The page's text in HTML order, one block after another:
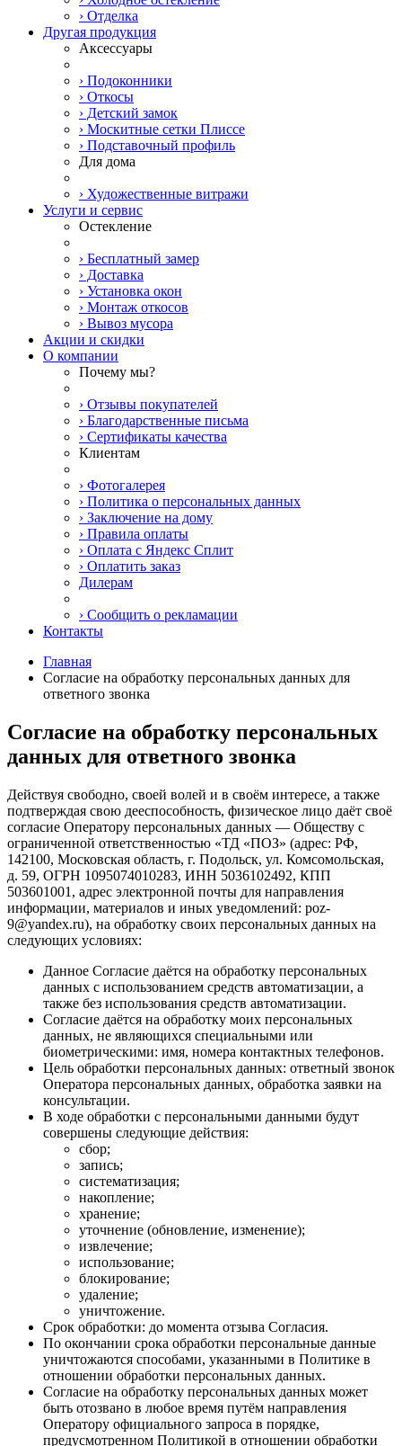
› Отделка
Другая продукция
Аксессуары
› Подоконники
› Откосы
› Детский замок
› Москитные сетки Плиссе
› Подставочный профиль
Для дома
› Художественные витражи
Услуги и сервис
Остекление
› Бесплатный замер
› Доставка
› Установка окон
› Монтаж откосов
› Вывоз мусора
Акции и скидки
О компании
Почему мы?
› Отзывы покупателей
› Благодарственные письма
› Сертификаты качества
Клиентам
› Фотогалерея
› Политика о персональных данных
› Заключение на дому
› Правила оплаты
› Оплата с Яндекс Сплит
› Оплатить заказ
Дилерам
› Сообщить о рекламации
Контакты
Главная
Согласие на обработку персональных данных для
ответного звонка
Согласие на обработку персональных
данных для ответного звонка
Действуя свободно, своей волей и в своём интересе, а также
подтверждая свою дееспособность, физическое лицо даёт своё
согласие Оператору персональных данных — Обществу с
ограниченной ответственностью «ТД «ПОЗ» (адрес: РФ,
142100, Московская область, г. Подольск, ул. Комсомольская,
д. 59, ОГРН 1095074010283, ИНН 5036102492, КПП
503601001, адрес электронной почты для направления
информации, материалов и иных уведомлений: poz-
9@yandex.ru), на обработку своих персональных данных на
следующих условиях:
Данное Согласие даётся на обработку персональных
данных с использованием средств автоматизации, а
также без использования средств автоматизации.
Согласие даётся на обработку моих персональных
данных, не являющихся специальными или
биометрическими: имя, номера контактных телефонов.
Цель обработки персональных данных: ответный звонок
Оператора персональных данных, обработка заявки на
консультации.
В ходе обработки с персональными данными будут
совершены следующие действия:
сбор;
запись;
систематизация;
накопление;
хранение;
уточнение (обновление, изменение);
извлечение;
использование;
блокирование;
удаление;
уничтожение.
Срок обработки: до момента отзыва Согласия.
По окончании срока обработки персональные данные
уничтожаются способами, указанными в Политике в
отношении обработки персональных данных.
Согласие на обработку персональных данных может
быть отозвано в любое время путём направления
Оператору официального запроса в порядке,
предусмотренном Политикой в отношении обработки